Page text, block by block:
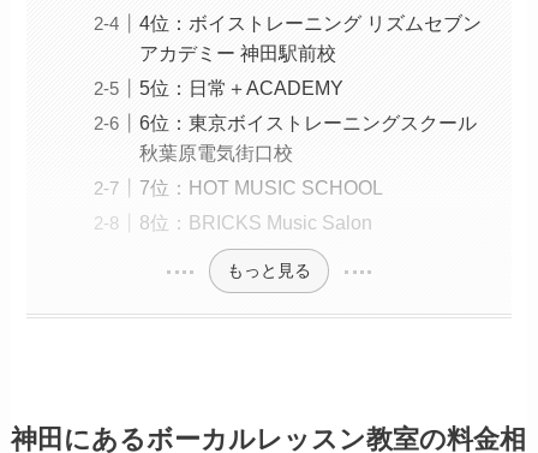
4位：ボイストレーニング リズムセブン
アカデミー 神田駅前校
5位：日常＋ACADEMY
6位：東京ボイストレーニングスクール
秋葉原電気街口校
7位：HOT MUSIC SCHOOL
8位：BRICKS Music Salon
もっと見る
神田にあるボーカルレッスン教室の料金相